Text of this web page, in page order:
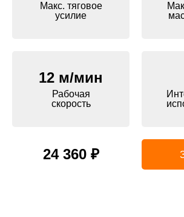
Макс. тяговое
усилие
12 м/мин
Рабочая
скорость
24 360 ₽